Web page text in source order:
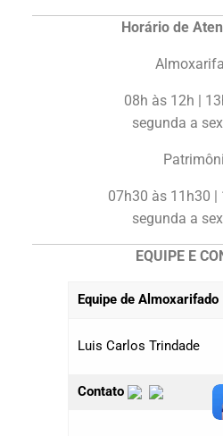
Horário de
08h às 12h |
segunda a
07h30 às 11h30 |
segunda a
EQUIPE E
Equipe de Almoxarifado
Luis Carlos Trindade
Contato